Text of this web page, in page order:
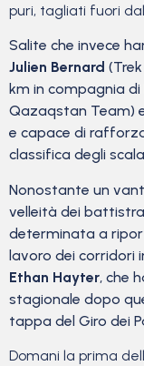
puri, tagliati fuori
Salite che invece
Julien Bernard
km in compagnia di
Qazaqstan Team)
e capace di
classifica degli
Nonostante un
velleità dei
determinata a
lavoro dei corridori
Ethan Hayter, che
stagionale dopo
tappa del Giro dei
Domani la prima